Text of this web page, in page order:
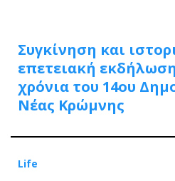
Συγκίνηση και
επετειακή
χρόνια του 14ου
Νέας Κρώμνης
Life